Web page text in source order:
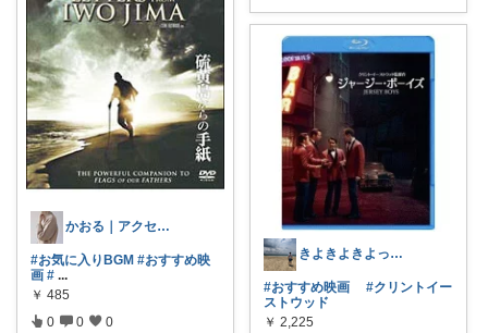
かおる｜アクセサリー好き☺︎
#お気に入りBGM #おすすめ映
画 # ...
￥ 485
0 0 0
きよきよきよっぴー🐸
#おすすめ映画
#クリントイー
ストウッド
￥ 2,225